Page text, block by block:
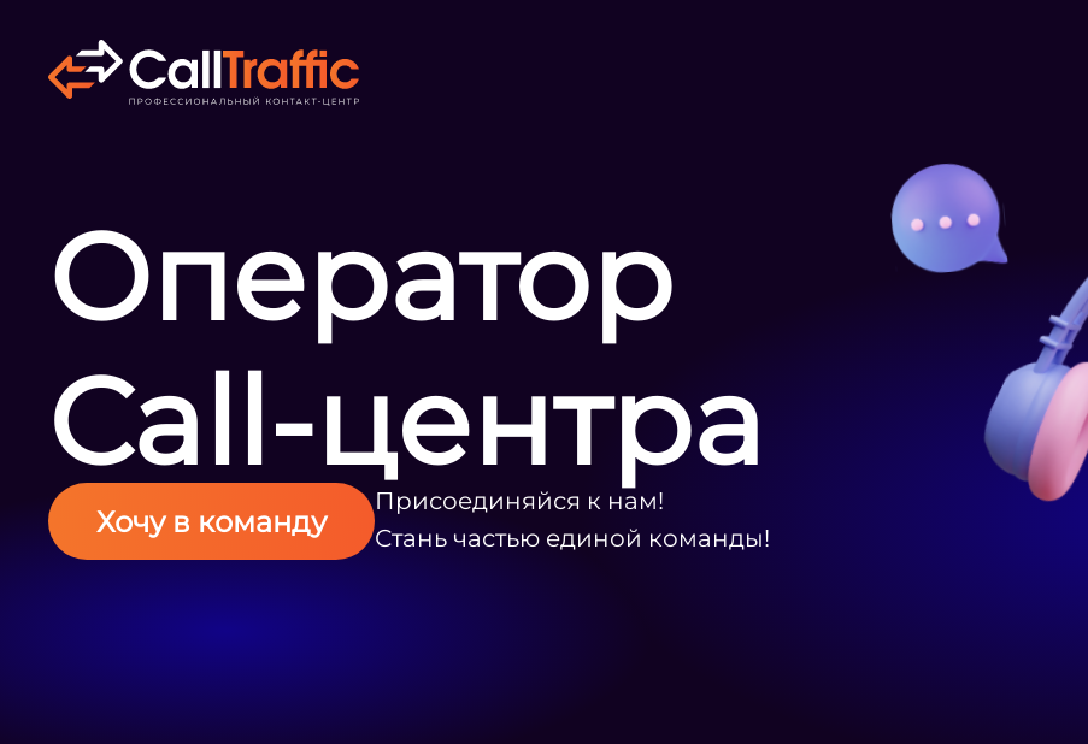
Оператор
Call-центра
Хочу в команду
Присоединяйся к нам!
Стань частью единой команды!